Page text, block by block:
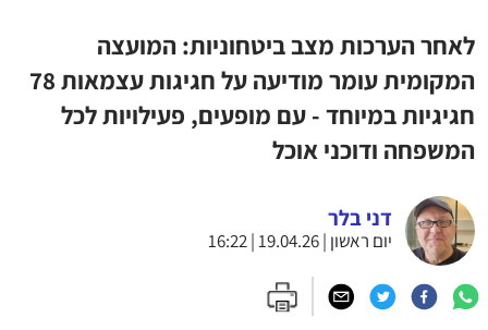
לאחר הערכות מצב ביטחוניות: המועצה
המקומית עומר מודיעה על חגיגות עצמאות 78
חגיגיות במיוחד - עם מופעים, פעילויות לכל
המשפחה ודוכני אוכל
דני בלר
יום ראשון | 19.04.26 | 16:22